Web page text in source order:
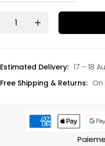
Estimated Delivery: 17 - 18
Free Shipping & Returns: On